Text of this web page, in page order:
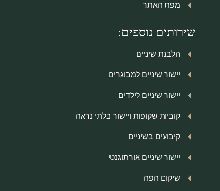
מפת האתר
שירותים נוספים:
הלבנת שיניים
יישור שיניים למבוגרים
יישור שיניים לילדים
קוביות שקופות ויישור בלתי נראה
קיבועים בשיניים
יישור שיניים אורתוגנטי
שיקום הפה